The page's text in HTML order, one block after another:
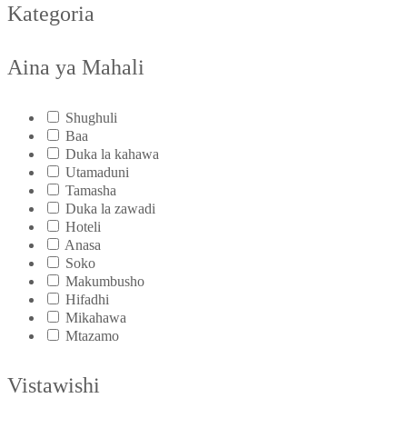
Kategoria
Aina ya Mahali
Shughuli
Baa
Duka la kahawa
Utamaduni
Tamasha
Duka la zawadi
Hoteli
Anasa
Soko
Makumbusho
Hifadhi
Mikahawa
Mtazamo
Vistawishi